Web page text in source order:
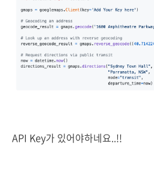
API Key가 있어야하네요..!!